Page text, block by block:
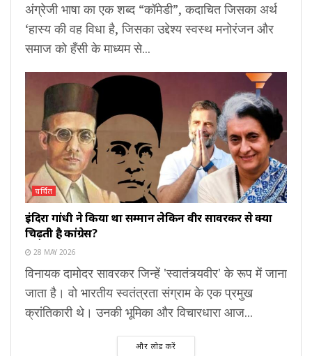
अंग्रेजी भाषा का एक शब्द “कॉमेडी”, कदाचित जिसका अर्थ
‘हास्य की वह विधा है, जिसका उद्देश्य स्वस्थ मनोरंजन और
समाज को हँसी के माध्यम से...
चर्चित
इंदिरा गांधी ने किया था सम्मान लेकिन वीर सावरकर से क्यों
चिढ़ती है कांग्रेस?
28 MAY 2026
विनायक दामोदर सावरकर जिन्हें 'स्वातंत्र्यवीर' के रूप में जाना
जाता है। वो भारतीय स्वतंत्रता संग्राम के एक प्रमुख
क्रांतिकारी थे। उनकी भूमिका और विचारधारा आज...
और लोड करें